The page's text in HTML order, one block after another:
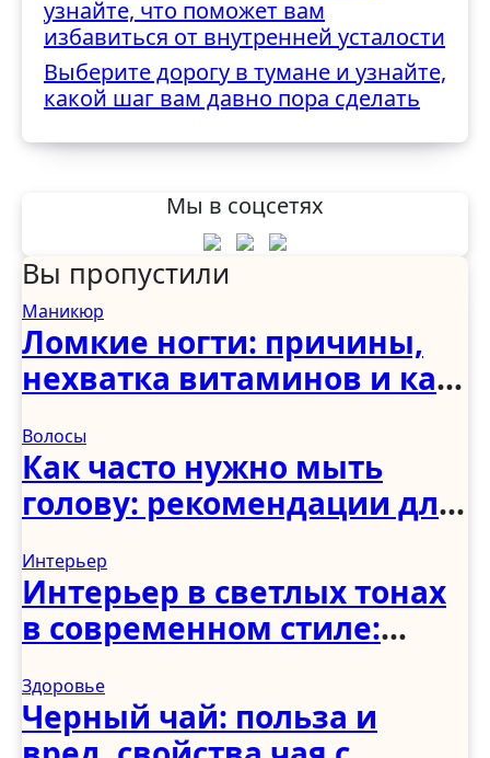
узнайте, что поможет вам
избавиться от внутренней усталости
Выберите дорогу в тумане и узнайте,
какой шаг вам давно пора сделать
Мы в соцсетях
Вы пропустили
Маникюр
Ломкие ногти: причины,
нехватка витаминов и как
условиях
Волосы
Как часто нужно мыть
голову: рекомендации для
Интерьер
Интерьер в светлых тонах
в современном стиле:
прихожая и коридор
Здоровье
Черный чай: польза и